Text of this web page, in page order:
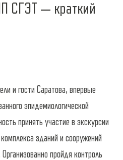
СГЭТ — краткий
и гости Саратова, впервые
эпидемиологической
принять участие в экскурсии
зданий и сооружений
пройдя контроль